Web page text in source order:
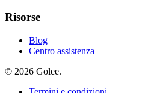
Risorse
Blog
Centro assistenza
© 2026 Golee.